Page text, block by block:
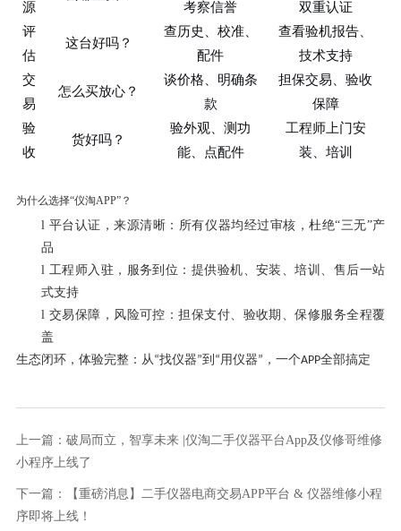
源
考察信誉
双重认证
评
估
这台好吗？
查历史、校准、
配件
查看验机报告、
技术支持
交
易
怎么买放心？
谈价格、明确条
款
担保交易、验收
保障
验
收
货好吗？
验外观、测功
能、点配件
工程师上门安
装、培训
为什么选择“仪淘APP”？
l 平台认证，来源清晰：所有仪器均经过审核，杜绝“三无”产
品
l 工程师入驻，服务到位：提供验机、安装、培训、售后一站
式支持
l 交易保障，风险可控：担保支付、验收期、保修服务全程覆
盖
生态闭环，体验完整：从 “找仪器”到 “ 用仪器” ，一个APP全部搞定
上一篇：破局而立，智享未来 |仪淘二手仪器平台App及仪修哥维修
小程序上线了
下一篇：【重磅消息】二手仪器电商交易APP平台 & 仪器维修小程
序即将上线！